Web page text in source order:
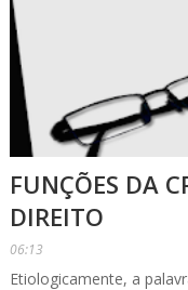
FUNÇÕES DA
DIREITO
06:13
Etiologicamente, a